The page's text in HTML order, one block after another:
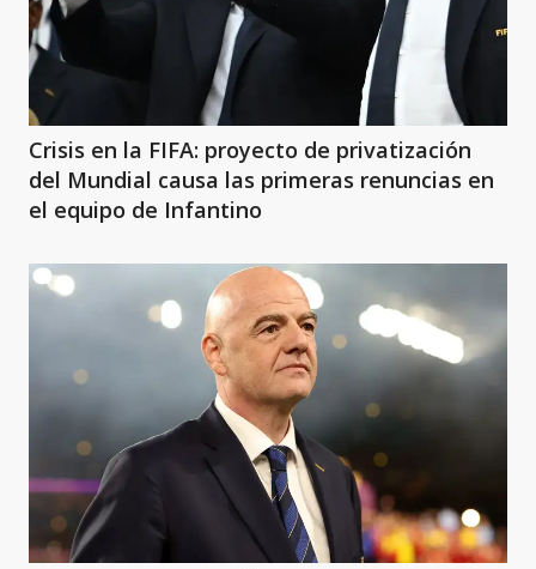
Crisis en la FIFA: proyecto de privatización
del Mundial causa las primeras renuncias en
el equipo de Infantino